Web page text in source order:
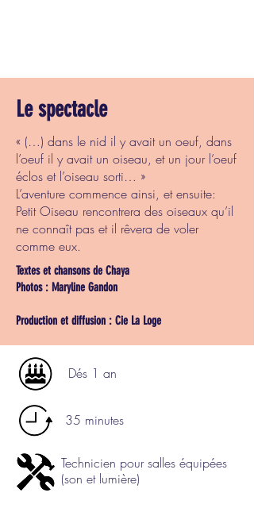
Le spectacle
« (…) dans le nid il y avait un oeuf, dans
l’oeuf il y avait un oiseau, et un jour l’oeuf
éclos et l’oiseau sorti… »
L’aventure commence ainsi, et ensuite:
Petit Oiseau rencontrera des oiseaux qu’il
ne connaît pas et il rêvera de voler
comme eux.
Textes et chansons de Chaya
Photos : Maryline Gandon
Production et diffusion : Cie La Loge
Dés 1 an
35 minutes
Technicien pour salles équipées
(son et lumière)